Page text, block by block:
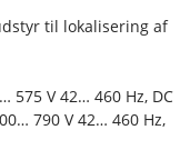
til lokalisering af
575 V 42… 460 Hz, DC
790 V 42… 460 Hz,